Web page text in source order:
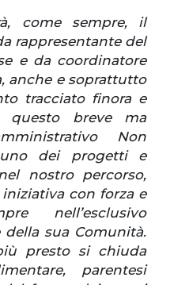
come sempre, il
rappresentante del
e da coordinatore
anche e soprattutto
tracciato finora e
breve ma
Non
dei progetti e
nostro percorso,
con forza e
nell’esclusivo
sua Comunità.
presto si chiuda
parentesi